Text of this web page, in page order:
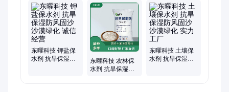
剂、边坡绿化保水剂、边坡绿化粘合剂、腻子粉润滑剂、絮凝
剂、制香胶粉、彩色吸水树脂、羟丙基甲基纤维素、羟丙基瓜尔
胶
东曜科技 钾盐保
水剂 抗旱保湿防
东曜科技 农林保
水剂 抗旱保湿防
东曜科技 土壤保
水剂 抗旱保湿防